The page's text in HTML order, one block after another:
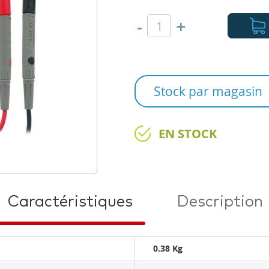
- +
Stock par magasin
EN STOCK
Caractéristiques
0.38 Kg
Description